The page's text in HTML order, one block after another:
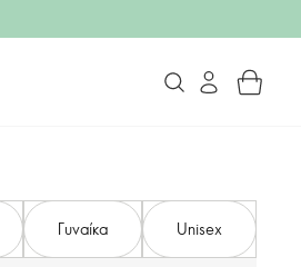
Γυναίκα Unisex